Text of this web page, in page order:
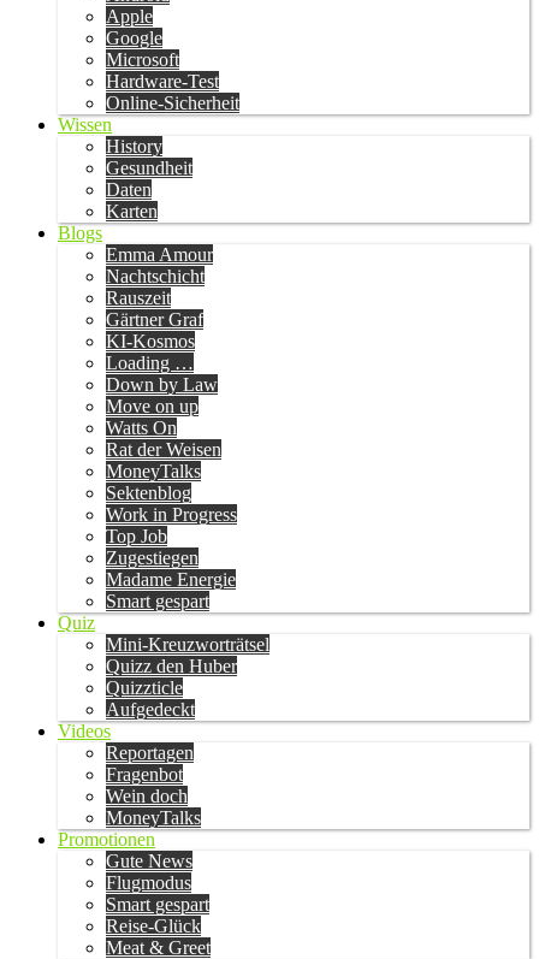
Apple
Google
Microsoft
Hardware-Test
Online-Sicherheit
Wissen
History
Gesundheit
Daten
Karten
Blogs
Emma Amour
Nachtschicht
Rauszeit
Gärtner Graf
KI-Kosmos
Loading …
Down by Law
Move on up
Watts On
Rat der Weisen
MoneyTalks
Sektenblog
Work in Progress
Top Job
Zugestiegen
Madame Energie
Smart gespart
Quiz
Mini-Kreuzworträtsel
Quizz den Huber
Quizzticle
Aufgedeckt
Videos
Reportagen
Fragenbot
Wein doch
MoneyTalks
Promotionen
Gute News
Flugmodus
Smart gespart
Reise-Glück
Meat & Greet